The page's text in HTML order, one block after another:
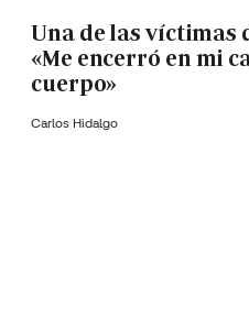
Una de las víctimas
«Me encerró en mi
cuerpo»
Carlos Hidalgo